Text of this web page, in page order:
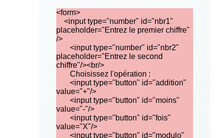
‎<form>
<input type="number" id="nbr1"
placeholder="Entrez le premier chiffre"
/>
<input type="number" id="nbr2"
placeholder="Entrez le second
chiffre"/><br/>
Choisissez l'opération :
<input type="button" id="addition"
value="+"/>
<input type="button" id="moins"
value="-"/>
<input type="button" id="fois"
value="X"/>
<input type="button" id="modulo"